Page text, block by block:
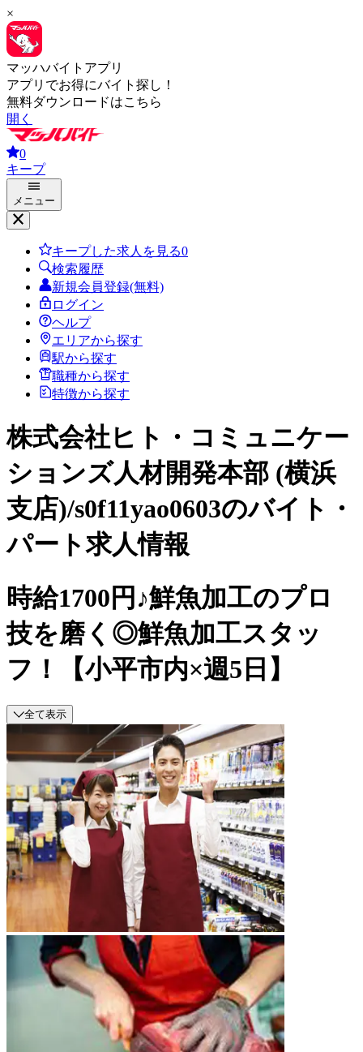
×
マッハバイトアプリ
アプリでお得にバイト探し！
無料ダウンロードはこちら
開く
0
キープ
メニュー
キープした求人を見る0
検索履歴
新規会員登録(無料)
ログイン
ヘルプ
エリアから探す
駅から探す
職種から探す
特徴から探す
株式会社ヒト・コミュニケー
ションズ人材開発本部 (横浜
支店)/s0f11yao0603のバイト・
パート求人情報
時給1700円♪鮮魚加工のプロ
技を磨く◎鮮魚加工スタッ
フ！【小平市内×週5日】
全て表示